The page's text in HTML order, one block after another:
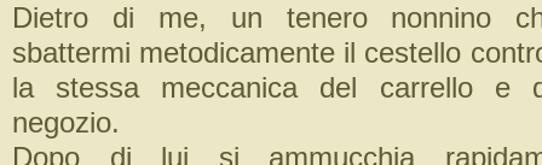
Dietro di me, un tenero nonnino
sbattermi metodicamente il cestello
la stessa meccanica del carrello e
negozio.
Dopo di lui si ammucchia